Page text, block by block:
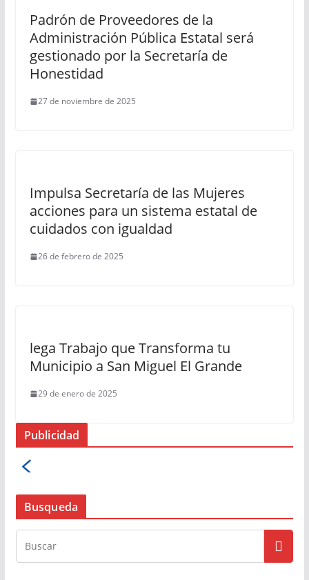
Padrón de Proveedores de la
Administración Pública Estatal será
gestionado por la Secretaría de
Honestidad
27 de noviembre de 2025
Impulsa Secretaría de las Mujeres
acciones para un sistema estatal de
cuidados con igualdad
26 de febrero de 2025
lega Trabajo que Transforma tu
Municipio a San Miguel El Grande
29 de enero de 2025
Publicidad
Busqueda